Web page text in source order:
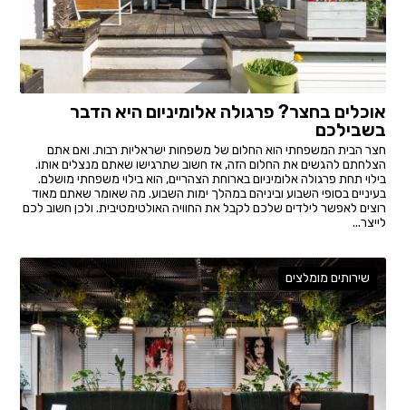
אוכלים בחצר? פרגולה אלומיניום היא הדבר
בשבילכם
חצר הבית המשפחתי הוא החלום של משפחות ישראליות רבות. ואם אתם
הצלחתם להגשים את החלום הזה, אז חשוב שתרגישו שאתם מנצלים אותו.
בילוי תחת פרגולה אלומיניום בארוחת הצהריים, הוא בילוי משפחתי מושלם.
בעיניים בסופי השבוע וביניהם במהלך ימות השבוע. מה שאומר שאתם מאוד
רוצים לאפשר לילדים שלכם לקבל את החוויה האולטימטיבית. ולכן חשוב לכם
לייצר...
שירותים מומלצים